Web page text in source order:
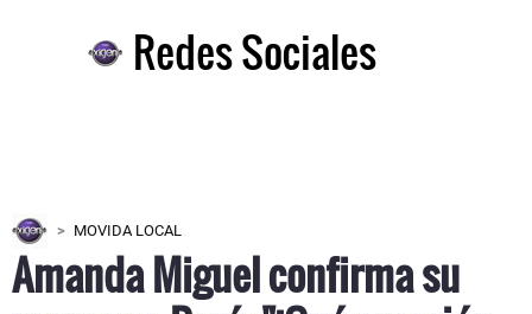
Redes Sociales
MOVIDA LOCAL
Amanda Miguel confirma su